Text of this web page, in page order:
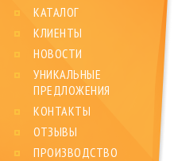
КАТАЛОГ
КЛИЕНТЫ
НОВОСТИ
УНИКАЛЬНЫЕ
ПРЕДЛОЖЕНИЯ
КОНТАКТЫ
ОТЗЫВЫ
ПРОИЗВОДСТВО